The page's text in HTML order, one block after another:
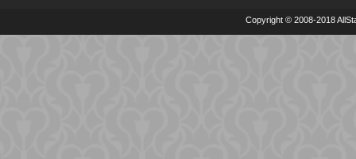
Copyright © 2008-2018